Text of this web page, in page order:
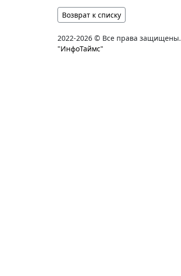
Возврат к списку
2022-2026 © Все права защищены.
"ИнфоТаймс"